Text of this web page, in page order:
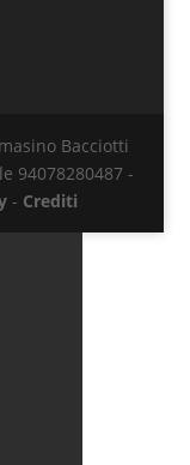
Bacciotti
94078280487 -
- Crediti